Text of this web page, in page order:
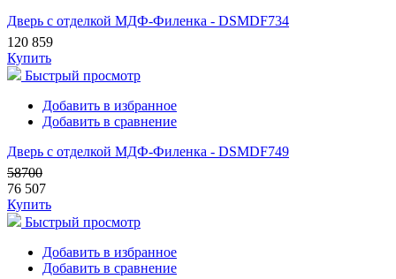
Дверь с отделкой МДФ-Филенка - DSMDF734
120 859
Купить
Быстрый просмотр
Добавить в избранное
Добавить в сравнение
Дверь с отделкой МДФ-Филенка - DSMDF749
58700
76 507
Купить
Быстрый просмотр
Добавить в избранное
Добавить в сравнение